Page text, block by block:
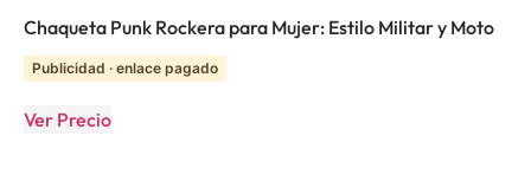
Chaqueta Punk Rockera para Mujer: Estilo Militar y Moto
Publicidad · enlace pagado
Ver Precio